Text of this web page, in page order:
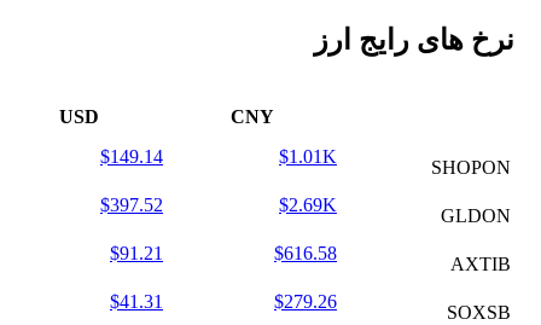
نرخ های رایج ارز
CNY
USD
SHOPON
$1.01K
$149.14
GLDON
$2.69K
$397.52
AXTIB
$616.58
$91.21
SOXSB
$279.26
$41.31